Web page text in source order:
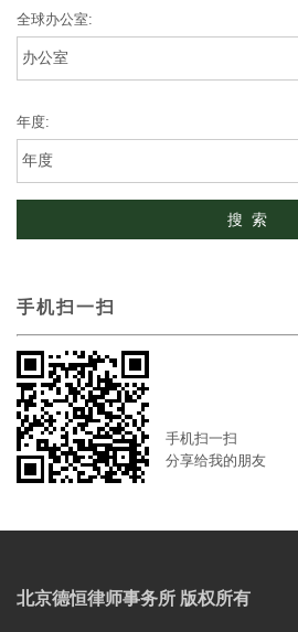
全球办公室:
年度:
手机扫一扫
手机扫一扫
分享给我的朋友
北京德恒律师事务所 版权所有